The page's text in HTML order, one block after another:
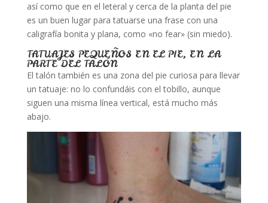
así como que en el leteral y cerca de la planta del pie
es un buen lugar para tatuarse una frase con una
caligrafía bonita y plana, como «no fear» (sin miedo).
TATUAJES PEQUEÑOS EN EL PIE, EN LA
PARTE DEL TALÓN
El talón también es una zona del pie curiosa para llevar
un tatuaje: no lo confundáis con el tobillo, aunque
siguen una misma línea vertical, está mucho más
abajo.